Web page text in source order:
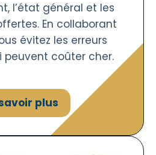
l’état général et les
En collaborant
évitez les erreurs
peuvent coûter cher.
plus